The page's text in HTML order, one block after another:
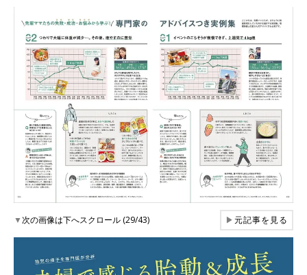
▼次の画像は下へスクロール (29/43) ▶元記事を見る